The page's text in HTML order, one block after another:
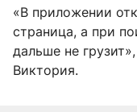
«В приложении
страница, а при
дальше не
Виктория.